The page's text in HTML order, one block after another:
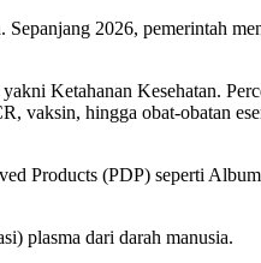
2026, pemerintah
Ketahanan Kesehatan.
vaksin, hingga obat-obatan
Products (PDP) seperti
plasma dari darah manusia.